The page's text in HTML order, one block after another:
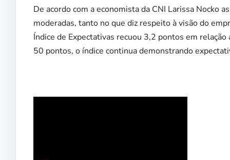
De acordo com a economista da CNI Larissa Nocko
moderadas, tanto no que diz respeito à visão do
Índice de Expectativas recuou 3,2 pontos em
50 pontos, o índice continua demonstrando